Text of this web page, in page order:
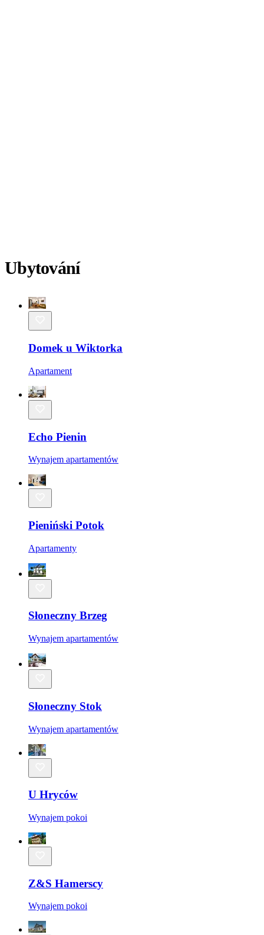
Ubytování
Domek u Wiktorka
Apartament
Echo Pienin
Wynajem apartamentów
Pieniński Potok
Apartamenty
Słoneczny Brzeg
Wynajem apartamentów
Słoneczny Stok
Wynajem apartamentów
U Hryców
Wynajem pokoi
Z&S Hamerscy
Wynajem pokoi